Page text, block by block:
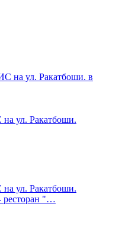
ул. Ракатбоши.
ул. Ракатбоши.
ресторан "…